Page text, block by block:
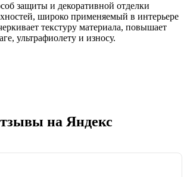
защиты и декоративной отделки
широко применяемый в интерьере
текстуру материала, повышает
ультрафиолету и износу.
на Яндекс